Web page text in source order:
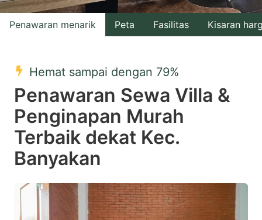
with
the
select
a
date.
Press
question
mark
key
with
the
select
a
date.
Press
mark
key
Penawaran menarik Peta Fasilitas Kisaran
Hemat sampai dengan 79%
Penawaran Sewa Villa &
Penginapan Murah
Terbaik dekat Kec.
Banyakan